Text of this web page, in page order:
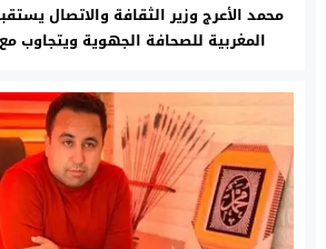
محمد الأعرج وزير الثقافة والاتصال
المغربية للصحافة الجهوية ويتجاوب